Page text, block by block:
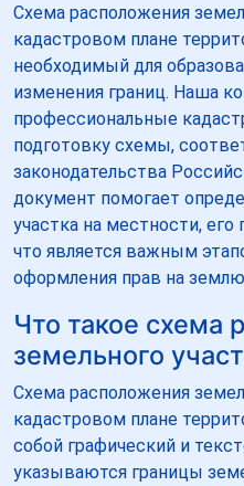
Схема расположения
кадастровом плане
необходимый для
изменения границ. Наша
профессиональные
подготовку схемы,
законодательства
документ помогает
участка на местности, его
что является важным
оформления прав на
Что такое схема
земельного
Схема расположения
кадастровом плане
собой графический и
указываются границы